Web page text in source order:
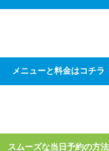
メニューと料金はコチラ
スムーズな当日予約の方法